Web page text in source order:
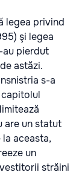
legea privind
şi legea
au pierdut
astăzi.
s-a
are un statut
aceasta,
un
străini